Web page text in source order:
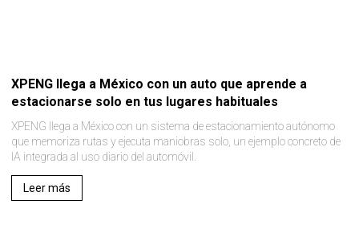
XPENG llega a México con un auto que aprende a
estacionarse solo en tus lugares habituales
XPENG llega a México con un sistema de estacionamiento autónomo
que memoriza rutas y ejecuta maniobras solo, un ejemplo concreto de
IA integrada al uso diario del automóvil.
Leer más